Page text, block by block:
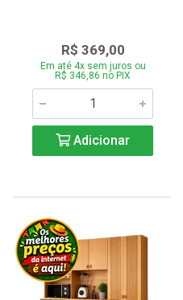
R$ 369,00
Em até 4x sem juros ou
R$ 346,86 no PIX
Adicionar